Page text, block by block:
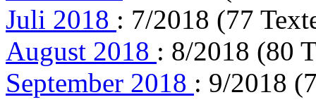
Juli 2018 : 7/2018 (77
August 2018 : 8/2018 (80
September 2018 : 9/2018